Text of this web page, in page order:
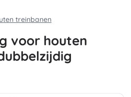
treinbanen
voor houten